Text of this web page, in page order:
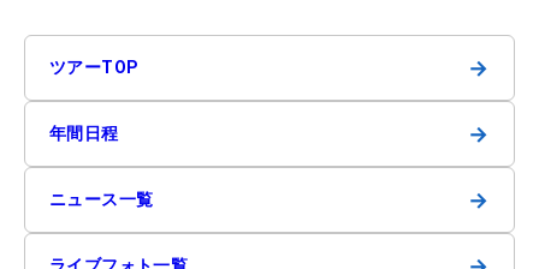
ツアーTOP →
年間日程 →
ニュース一覧 →